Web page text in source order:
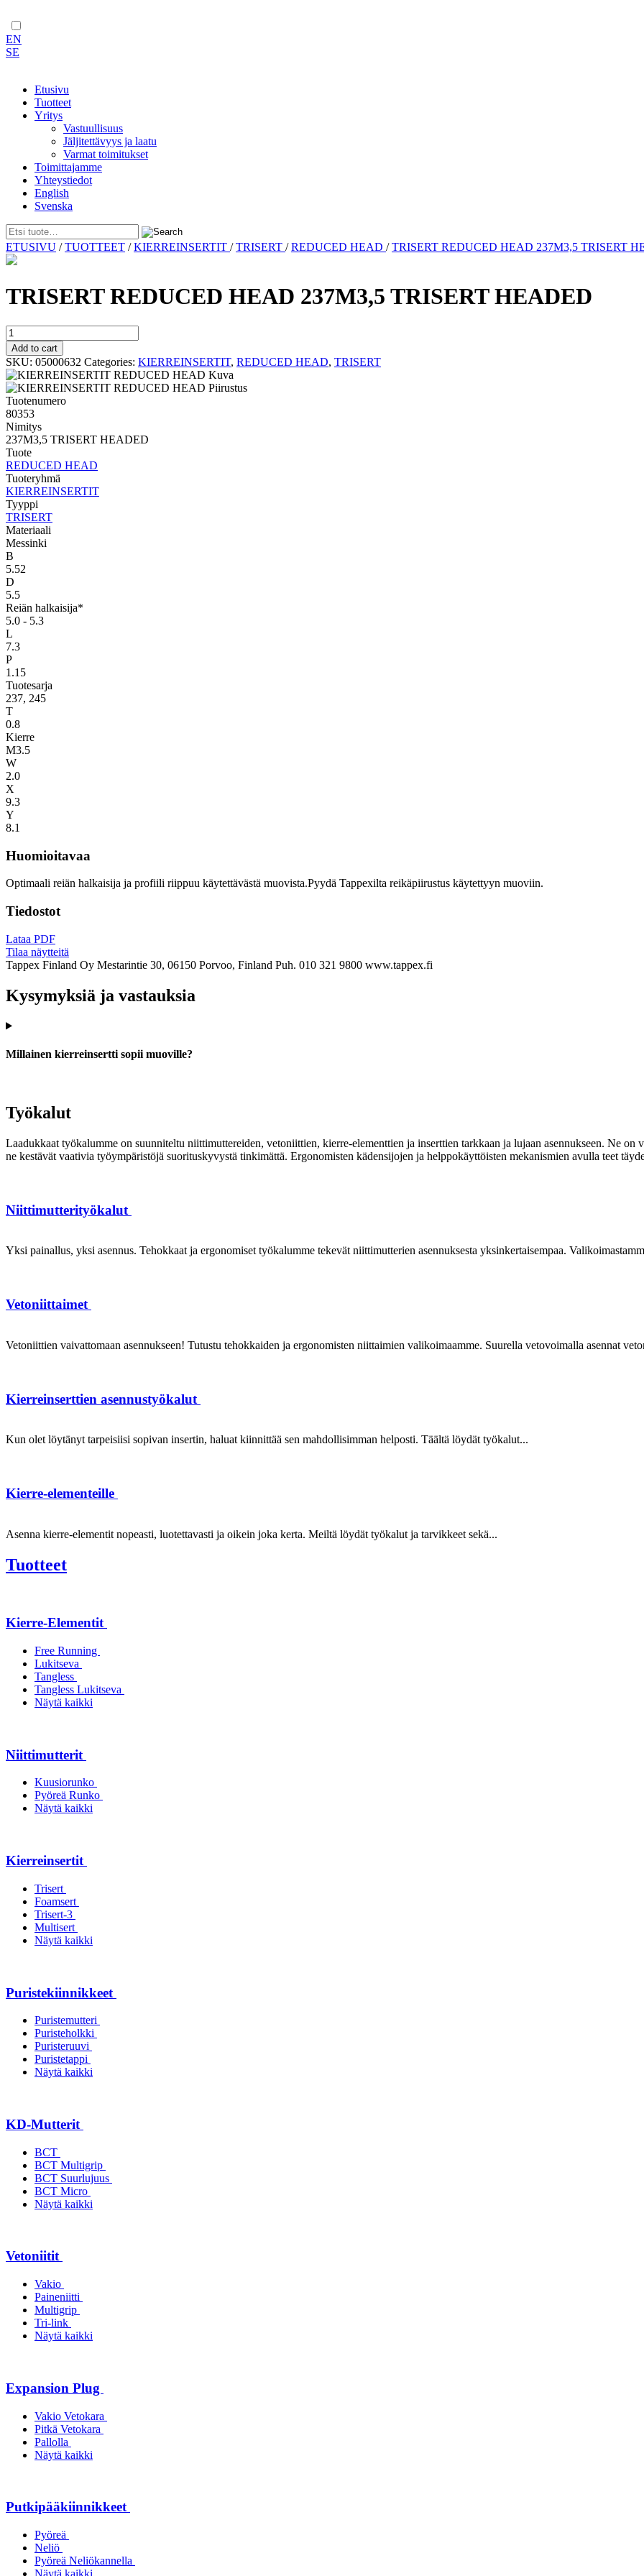
EN
SE
Etusivu
Tuotteet
Yritys
Vastuullisuus
Jäljitettävyys ja laatu
Varmat toimitukset
Toimittajamme
Yhteystiedot
English
Svenska
Skip
to
ETUSIVU /TUOTTEET /KIERREINSERTIT /TRISERT /REDUCED HEAD /TRISERT REDUCED HEAD 237M3,5 TRISERT
TRISERT REDUCED HEAD 237M3,5 TRISERT HEADED
TRISERT
REDUCED
HEAD
237M3,5
TRISERT
HEADED
quantity
Add to cart
SKU: 05000632 Categories: KIERREINSERTIT, REDUCED HEAD, TRISERT
Tuotenumero
80353
Nimitys
237M3,5 TRISERT HEADED
Tuote
REDUCED HEAD
Tuoteryhmä
KIERREINSERTIT
Tyyppi
TRISERT
Materiaali
Messinki
B
5.52
D
5.5
Reiän halkaisija*
5.0 - 5.3
L
7.3
P
1.15
Tuotesarja
237, 245
T
0.8
Kierre
M3.5
W
2.0
X
9.3
Y
8.1
Huomioitavaa
Optimaali reiän halkaisija ja profiili riippuu käytettävästä muovista.Pyydä Tappexilta reikäpiirustus käytettyyn muoviin.
Tiedostot
Lataa PDF
Tilaa näytteitä
Tappex Finland Oy Mestarintie 30, 06150 Porvoo, Finland Puh. 010 321 9800 www.tappex.fi
Kysymyksiä ja vastauksia
Millainen kierreinsertti sopii muoville?
Työkalut
Laadukkaat työkalumme on suunniteltu niittimuttereiden, vetoniittien, kierre-elementtien ja inserttien tarkkaan ja lujaan asennukseen. Ne on
ne kestävät vaativia työympäristöjä suorituskyvystä tinkimättä. Ergonomisten kädensijojen ja helppokäyttöisten mekanismien avulla teet
Niittimutterityökalut
Yksi painallus, yksi asennus. Tehokkaat ja ergonomiset työkalumme tekevät niittimutterien asennuksesta yksinkertaisempaa.
Vetoniittaimet
Vetoniittien vaivattomaan asennukseen! Tutustu tehokkaiden ja ergonomisten niittaimien valikoimaamme. Suurella vetovoimalla asennat
Kierreinserttien asennustyökalut
Kun olet löytänyt tarpeisiisi sopivan insertin, haluat kiinnittää sen mahdollisimman helposti. Täältä löydät työkalut...
Kierre-elementeille
Asenna kierre-elementit nopeasti, luotettavasti ja oikein joka kerta. Meiltä löydät työkalut ja tarvikkeet sekä...
Tuotteet
Kierre-Elementit
Free Running
Lukitseva
Tangless
Tangless Lukitseva
Näytä kaikki
Niittimutterit
Kuusiorunko
Pyöreä Runko
Näytä kaikki
Kierreinsertit
Trisert
Foamsert
Trisert-3
Multisert
Näytä kaikki
Puristekiinnikkeet
Puristemutteri
Puristeholkki
Puristeruuvi
Puristetappi
Näytä kaikki
KD-Mutterit
BCT
BCT Multigrip
BCT Suurlujuus
BCT Micro
Näytä kaikki
Vetoniitit
Vakio
Paineniitti
Multigrip
Tri-link
Näytä kaikki
Expansion Plug
Vakio Vetokara
Pitkä Vetokara
Pallolla
Näytä kaikki
Putkipääkiinnikkeet
Pyöreä
Neliö
Pyöreä Neliökannella
Näytä kaikki